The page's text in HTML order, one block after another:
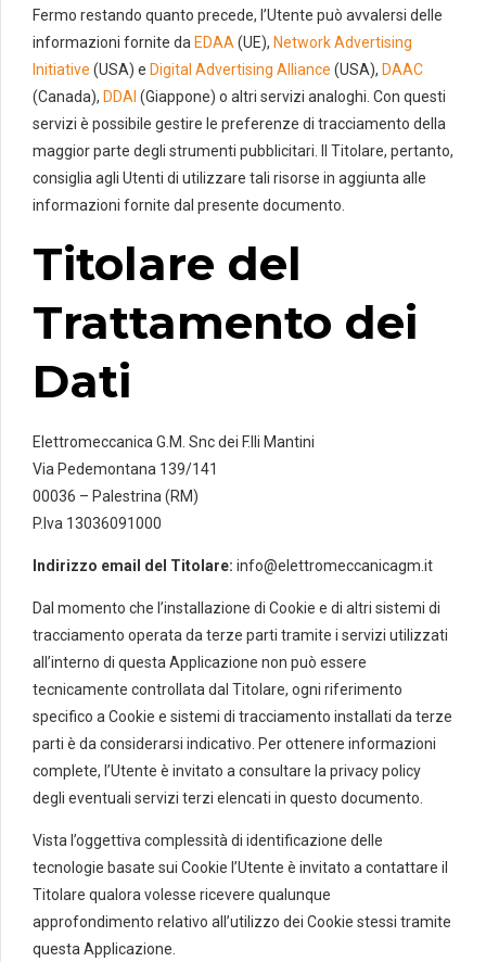
Fermo restando quanto precede, l’Utente può avvalersi delle
informazioni fornite da EDAA (UE), Network Advertising
Initiative (USA) e Digital Advertising Alliance (USA), DAAC
(Canada), DDAI (Giappone) o altri servizi analoghi. Con questi
servizi è possibile gestire le preferenze di tracciamento della
maggior parte degli strumenti pubblicitari. Il Titolare, pertanto,
consiglia agli Utenti di utilizzare tali risorse in aggiunta alle
informazioni fornite dal presente documento.
Titolare del
Trattamento dei
Dati
Elettromeccanica G.M. Snc dei F.lli Mantini
Via Pedemontana 139/141
00036 – Palestrina (RM)
P.Iva 13036091000
Indirizzo email del Titolare: info@elettromeccanicagm.it
Dal momento che l’installazione di Cookie e di altri sistemi di
tracciamento operata da terze parti tramite i servizi utilizzati
all’interno di questa Applicazione non può essere
tecnicamente controllata dal Titolare, ogni riferimento
specifico a Cookie e sistemi di tracciamento installati da terze
parti è da considerarsi indicativo. Per ottenere informazioni
complete, l’Utente è invitato a consultare la privacy policy
degli eventuali servizi terzi elencati in questo documento.
Vista l’oggettiva complessità di identificazione delle
tecnologie basate sui Cookie l’Utente è invitato a contattare il
Titolare qualora volesse ricevere qualunque
approfondimento relativo all’utilizzo dei Cookie stessi tramite
questa Applicazione.